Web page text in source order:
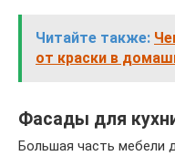
Читайте также:
от краски в
Фасады для
Большая часть мебели